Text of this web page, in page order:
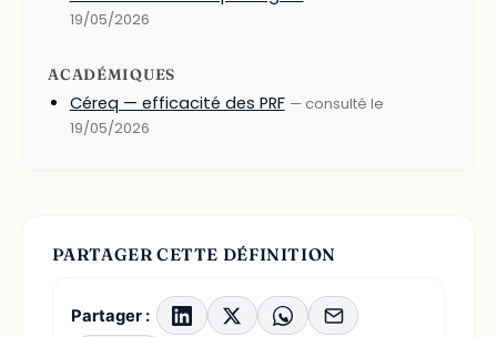
19/05/2026
ACADÉMIQUES
Céreq — efficacité des PRF — consulté le
19/05/2026
PARTAGER CETTE DÉFINITION
Partager :